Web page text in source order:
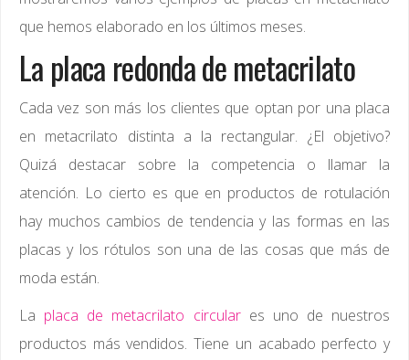
que hemos elaborado en los últimos meses.
La placa redonda de metacrilato
Cada vez son más los clientes que optan por una placa
en metacrilato distinta a la rectangular. ¿El objetivo?
Quizá destacar sobre la competencia o llamar la
atención. Lo cierto es que en productos de rotulación
hay muchos cambios de tendencia y las formas en las
placas y los rótulos son una de las cosas que más de
moda están.
La placa de metacrilato circulares uno de nuestros
productos más vendidos. Tiene un acabado perfecto y